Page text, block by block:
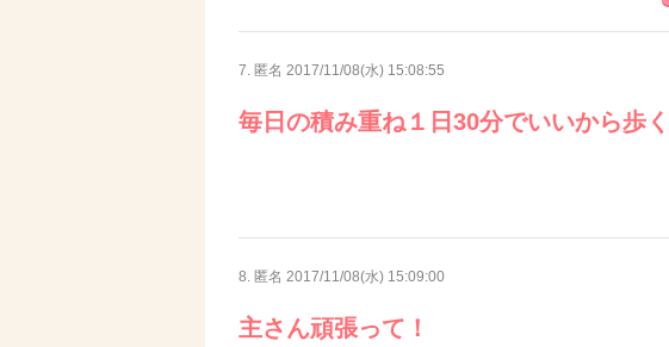
7. 匿名 2017/11/08(水) 15:08:55
毎日の積み重ね１日30分でいいから歩
8. 匿名 2017/11/08(水) 15:09:00
主さん頑張って！